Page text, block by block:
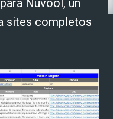
Nuvool, un
sites completos